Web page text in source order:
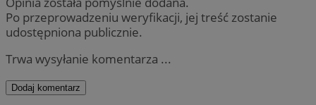
Po przeprowadzeniu weryfikacji, jej treść zostanie
udostępniona publicznie.
Trwa wysyłanie komentarza ...
Dodaj komentarz